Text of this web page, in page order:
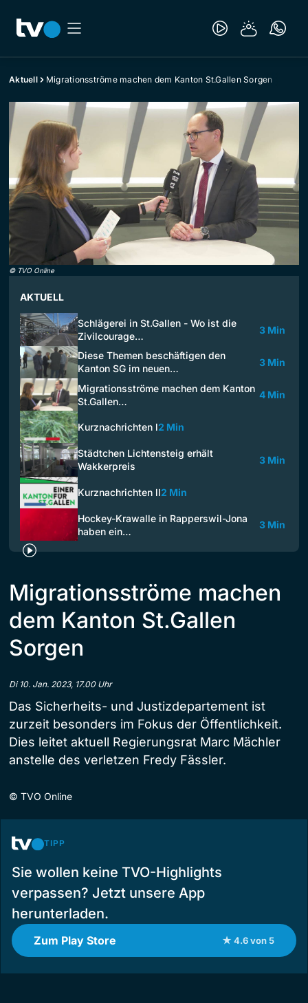
Aktuell Migrationsströme machen dem Kanton St.Gallen Sorgen
© TVO Online
AKTUELL
Schlägerei in St.Gallen - Wo ist die
Zivilcourage…
3 Min
Diese Themen beschäftigen den
Kanton SG im neuen…
3 Min
Migrationsströme machen dem Kanton
St.Gallen…
4 Min
Kurznachrichten l2 Min
Städtchen Lichtensteig erhält
Wakkerpreis
3 Min
Kurznachrichten ll2 Min
Hockey-Krawalle in Rapperswil-Jona
haben ein…
3 Min
Migrationsströme machen
dem Kanton St.Gallen
Sorgen
Di 10. Jan. 2023, 17.00 Uhr
Das Sicherheits- und Justizdepartement ist
zurzeit besonders im Fokus der Öffentlichkeit.
Dies leitet aktuell Regierungsrat Marc Mächler
anstelle des verletzen Fredy Fässler.
© TVO Online
TIPP
Sie wollen keine TVO-Highlights
verpassen? Jetzt unsere App
herunterladen.
Zum Play Store ★ 4.6 von 5